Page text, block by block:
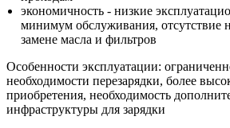
экономичность - низкие
минимум обслуживания, отсутствие
замене масла и фильтров
Особенности эксплуатации:
необходимости перезарядки, более
приобретения, необходимость
инфраструктуры для зарядки